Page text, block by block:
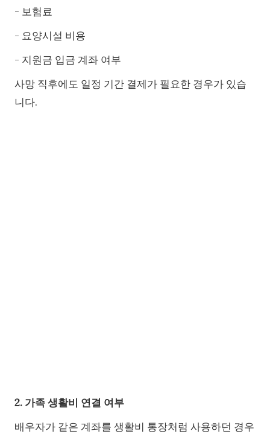
- 보험료
- 요양시설 비용
- 지원금 입금 계좌 여부
사망 직후에도 일정 기간 결제가 필요한 경우가 있습
니다.
2. 가족 생활비 연결 여부
배우자가 같은 계좌를 생활비 통장처럼 사용하던 경우